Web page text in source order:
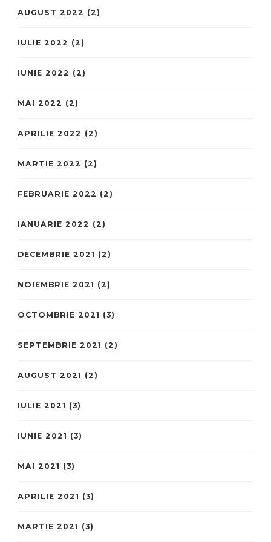
AUGUST 2022 (2)
IULIE 2022 (2)
IUNIE 2022 (2)
MAI 2022 (2)
APRILIE 2022 (2)
MARTIE 2022 (2)
FEBRUARIE 2022 (2)
IANUARIE 2022 (2)
DECEMBRIE 2021 (2)
NOIEMBRIE 2021 (2)
OCTOMBRIE 2021 (3)
SEPTEMBRIE 2021 (2)
AUGUST 2021 (2)
IULIE 2021 (3)
IUNIE 2021 (3)
MAI 2021 (3)
APRILIE 2021 (3)
MARTIE 2021 (3)